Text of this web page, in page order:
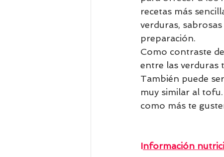
recetas más
verduras,
preparación.
Como contraste
entre las
También puede
muy similar al
como más te
Información